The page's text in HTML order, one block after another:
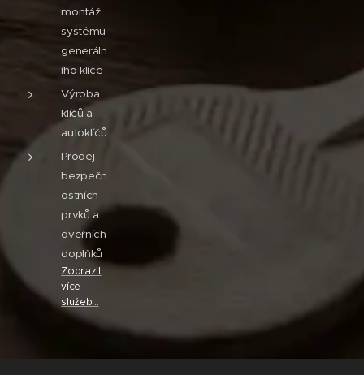
montáž
systému
generáln
ího klíče
Výroba
klíčů a
autoklíčů
Prodej
bezpečn
ostních
prvků a
dveřních
doplňků
Zobrazit
více
služeb...